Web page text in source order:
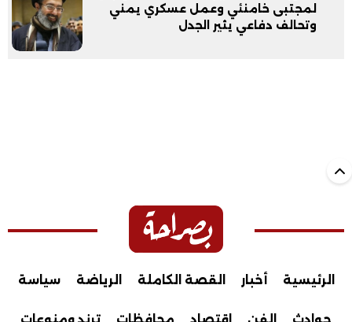
لمجتبى خامنئي وعمل عسكري يمني
وتحالف دفاعي يثير الجدل
الرئيسية أخبار القصة الكاملة الرياضة سياسة
حوادث الفن اقتصاد محافظات ترند ومنوعات